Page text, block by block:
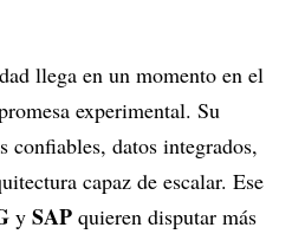
llega en un momento en el
experimental. Su
confiables, datos integrados,
capaz de escalar. Ese
y SAP quieren disputar más